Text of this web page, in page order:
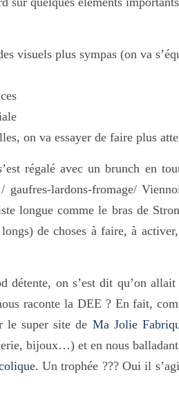
visuels plus sympas (on va
on va essayer de faire plus
régalé avec un brunch en
gaufres-lardons-fromage/
longue comme le bras de
de choses à faire, à
détente, on s’est dit qu’on
raconte la DEE ? En fait,
le super site de Ma Jolie
bijoux…) et en nous
Un trophée ??? Oui il